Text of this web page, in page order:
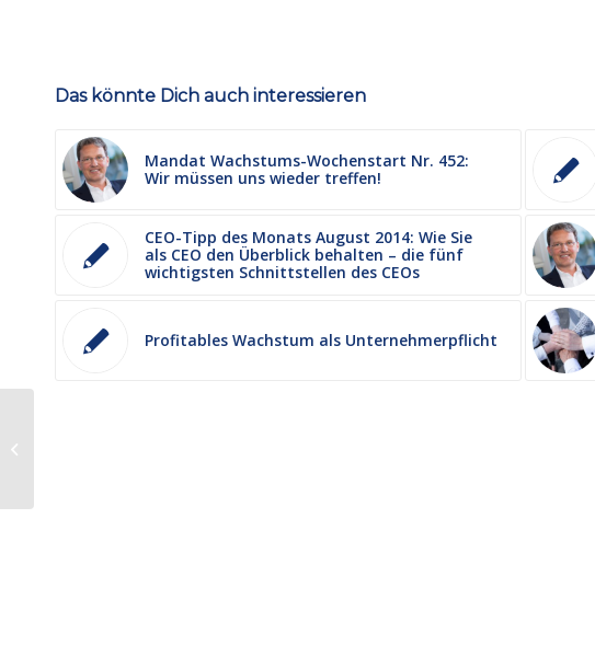
Das könnte Dich auch interessieren
Mandat Wachstums-Wochenstart Nr. 452:
Wir müssen uns wieder treffen!
CEO-Tipp des Monats August 2014: Wie Sie
als CEO den Überblick behalten – die fünf
wichtigsten Schnittstellen des CEOs
Profitables Wachstum als Unternehmerpflicht